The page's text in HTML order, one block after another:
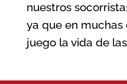
nuestros
ya que en muchas
juego la vida de